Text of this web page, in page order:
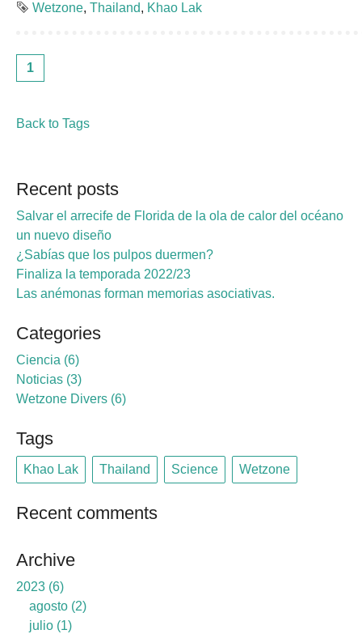
Tags
Wetzone Thailand Khao Lak
1
Back to Tags
Recent posts
Salvar el arrecife de Florida de la ola de calor del océano
un nuevo diseño
¿Sabías que los pulpos duermen?
Finaliza la temporada 2022/23
Las anémonas forman memorias asociativas.
Categories
Ciencia 6
Noticias 3
Wetzone Divers 6
Tags
Khao Lak Thailand Science Wetzone
Recent comments
Archive
2023 6
agosto 2
julio 1